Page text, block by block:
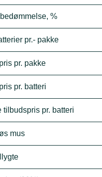
%
pr.- pakke
pr. pakke
pr. batteri
tilbudspris pr. batteri
mus